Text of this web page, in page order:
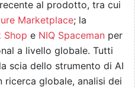
al prodotto, tra cui
Marketplace; la
Shop e NIQ Spaceman per
a livello globale. Tutti
scia dello strumento di AI
globale, analisi dei